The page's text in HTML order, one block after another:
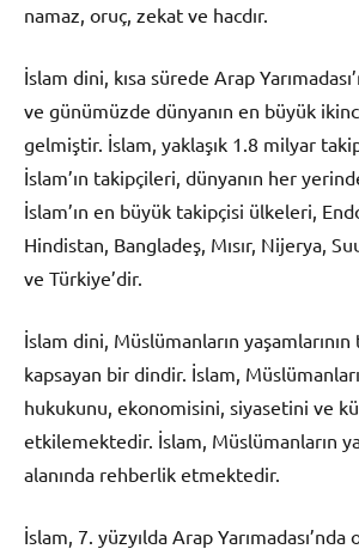
namaz, oruç, zekat ve hacdır.
İslam dini, kısa sürede Arap
ve günümüzde dünyanın en büyük
gelmiştir. İslam, yaklaşık 1.8 milyar
İslam’ın takipçileri, dünyanın her
İslam’ın en büyük takipçisi ülkeleri,
Hindistan, Bangladeş, Mısır, Nijerya,
ve Türkiye’dir.
İslam dini, Müslümanların
kapsayan bir dindir. İslam,
hukukunu, ekonomisini, siyasetini ve
etkilemektedir. İslam, Müslümanların
alanında rehberlik etmektedir.
İslam, 7. yüzyılda Arap Yarımadası’nda